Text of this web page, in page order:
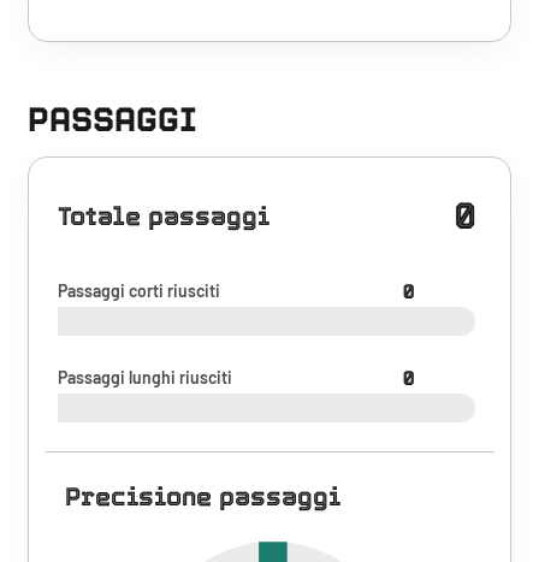
PASSAGGI
Totale passaggi 0
Passaggi corti riusciti 0
Passaggi lunghi riusciti 0
Precisione passaggi